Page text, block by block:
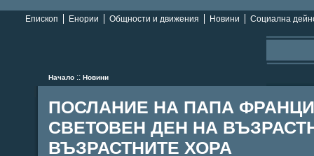
Епископ Енории Общности и движения Новини Социална
Начало :: Новини
ПОСЛАНИЕ НА ПАПА
СВЕТОВЕН ДЕН НА
ВЪЗРАСТНИТЕ ХОРА